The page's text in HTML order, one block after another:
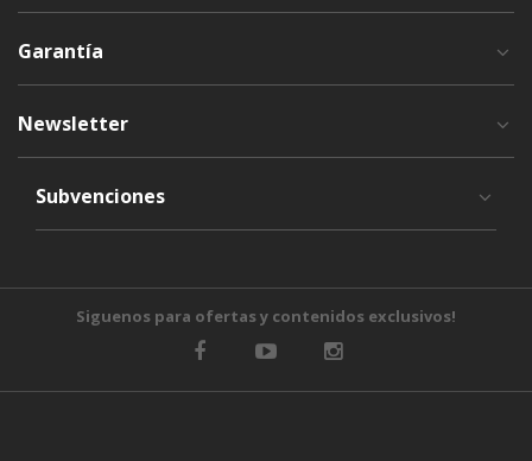
Garantía
Newsletter
Subvenciones
Siguenos para ofertas y contenidos exclusivos!